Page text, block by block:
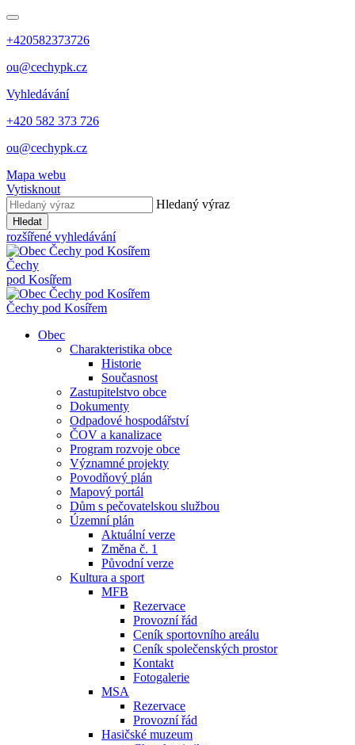
+420582373726
ou@cechypk.cz
Vyhledávání
+420 582 373 726
ou@cechypk.cz
Mapa webu
Vytisknout
Hledaný výraz
Hledat
rozšířené vyhledávání
Čechy
pod Kosířem
Čechy pod Kosířem
Obec
Charakteristika obce
Historie
Současnost
Zastupitelstvo obce
Dokumenty
Odpadové hospodářství
ČOV a kanalizace
Program rozvoje obce
Významné projekty
Povodňový plán
Mapový portál
Dům s pečovatelskou službou
Územní plán
Aktuální verze
Změna č. 1
Původní verze
Kultura a sport
MFB
Rezervace
Provozní řád
Ceník sportovního areálu
Ceník společenských prostor
Kontakt
Fotogalerie
MSA
Rezervace
Provozní řád
Hasičské muzeum